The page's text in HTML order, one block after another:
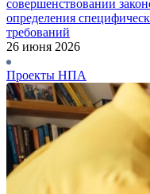
совершенствовании
определения
требований
26 июня 2026
Проекты НПА